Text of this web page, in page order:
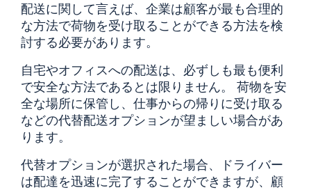
配送に関して言えば、企業は顧客が最も合理的
な方法で荷物を受け取ることができる方法を検
討する必要があります。
自宅やオフィスへの配送は、必ずしも最も便利
で安全な方法であるとは限りません。 荷物を安
全な場所に保管し、仕事からの帰りに受け取る
などの代替配送オプションが望ましい場合があ
ります。
代替オプションが選択された場合、ドライバー
は配達を迅速に完了することができますが、顧